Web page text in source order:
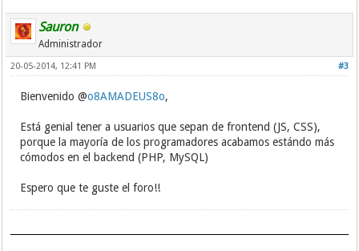
Sauron
Administrador
#3
20-05-2014, 12:41 PM
Bienvenido @o8AMADEUS8o,
Está genial tener a usuarios que sepan de frontend (JS, CSS),
porque la mayoría de los programadores acabamos estándo más
cómodos en el backend (PHP, MySQL)
Espero que te guste el foro!!